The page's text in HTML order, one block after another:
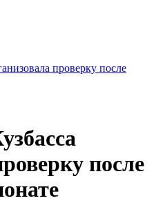
проверку после
после